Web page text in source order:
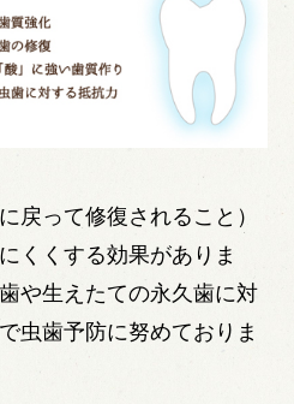
戻って修復されること）
くくする効果がありま
や生えたての永久歯に対
虫歯予防に努めておりま